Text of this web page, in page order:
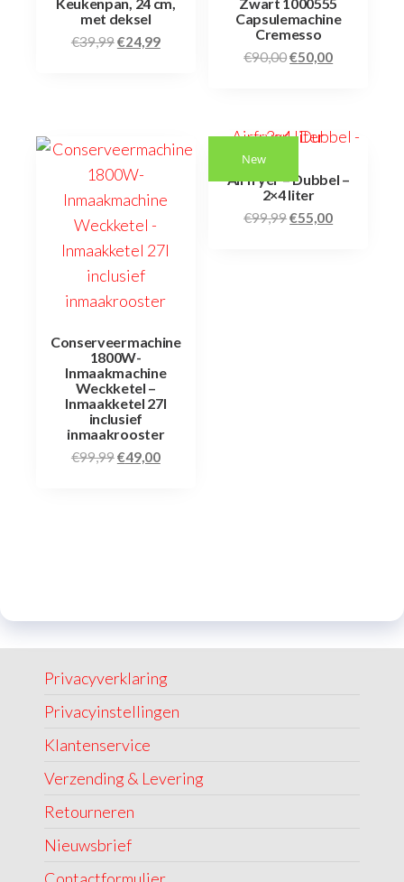
met deksel
€39,99€24,99
Capsulemachine
Cremesso
€90,00€50,00
Conserveermachine
1800W-
Inmaakmachine
Weckketel –
Inmaakketel 27l
inclusief
inmaakrooster
€99,99€49,00
New
Airfryer – Dubbel –
2×4 liter
€99,99€55,00
Privacyverklaring
Privacyinstellingen
Klantenservice
Verzending & Levering
Retourneren
Nieuwsbrief